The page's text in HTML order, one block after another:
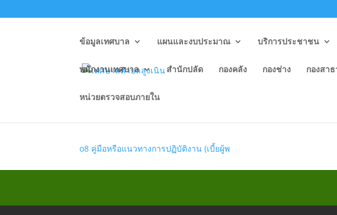
ข้อมูลเทศบาล แผนและงบประมาณ บริการประชาชน
พนักงานเทศบาล สำนักปลัด กองคลัง กองช่าง กองสา
หน่วยตรวจสอบภายใน
o8 คู่มือหรือแนวทางการปฏิบัติงาน (เบี้ยผู้พ